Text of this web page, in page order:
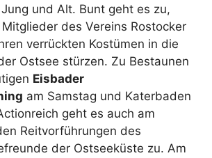
und Alt. Bunt geht es zu,
des Vereins Rostocker
verrückten Kostümen in die
Ostsee stürzen. Zu Bestaunen
Eisbader
am Samstag und Katerbaden
geht es auch am
Reitvorführungen des
der Ostseeküste zu. Am